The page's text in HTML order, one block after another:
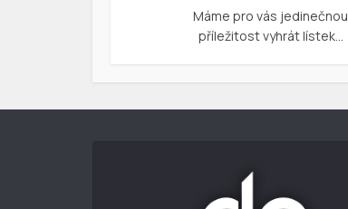
Máme pro vás jedinečnou
příležitost vyhrát lístek…